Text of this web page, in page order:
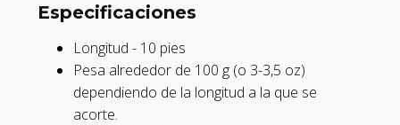
Especificaciones
Longitud - 10 pies
Pesa alrededor de 100 g (o 3-3,5 oz)
dependiendo de la longitud a la que se
acorte.